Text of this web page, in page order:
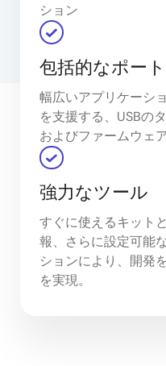
ション
包括的なポー
幅広いアプリケーシ
を支援する、USBの
およびファームウェ
強力なツール
すぐに使えるキット
報、さらに設定可能
ションにより、開発
を実現。